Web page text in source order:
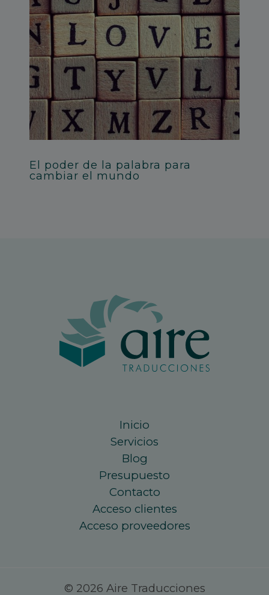
El poder de la palabra para
cambiar el mundo
Inicio
Servicios
Blog
Presupuesto
Contacto
Acceso clientes
Acceso proveedores
© 2026 Aire Traducciones